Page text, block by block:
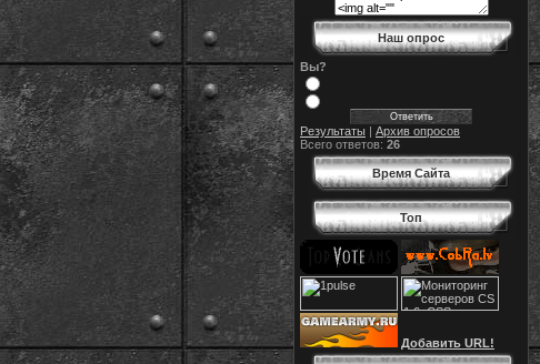
Наш опрос
Вы?
Результаты | Архив опросов
Всего ответов: 26
Время Сайта
Топ
Добавить URL!